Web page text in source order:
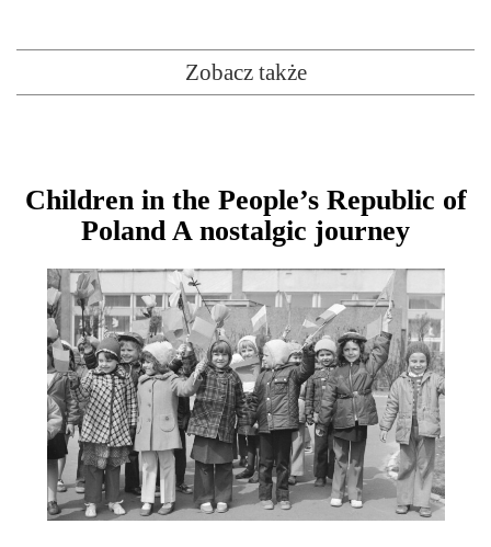
Zobacz także
Children in the People’s Republic of
Poland A nostalgic journey